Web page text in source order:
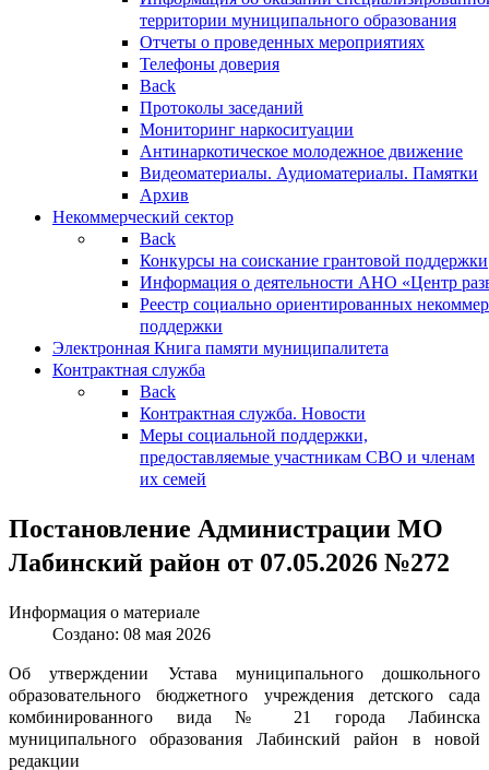
территории муниципального образования
Отчеты о проведенных мероприятиях
Телефоны доверия
Back
Протоколы заседаний
Мониторинг наркоситуации
Антинаркотическое молодежное движение
Видеоматериалы. Аудиоматериалы. Памятки
Архив
Некоммерческий сектор
Back
Конкурсы на соискание грантовой поддержки
Информация о деятельности АНО «Центр
Реестр социально ориентированных
поддержки
Электронная Книга памяти муниципалитета
Контрактная служба
Back
Контрактная служба. Новости
Меры социальной поддержки,
предоставляемые участникам СВО и членам
их семей
Постановление Администрации МО
Лабинский район от 07.05.2026 №272
Информация о материале
Создано: 08 мая 2026
Об утверждении Устава муниципального дошкольного
образовательного бюджетного учреждения детского сада
комбинированного вида № 21 города Лабинска
муниципального образования Лабинский район в новой
редакции